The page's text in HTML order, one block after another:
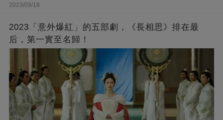
2023/09/18
2023「意外爆紅」的五部劇，《長相思》排在最
后，第一實至名歸！